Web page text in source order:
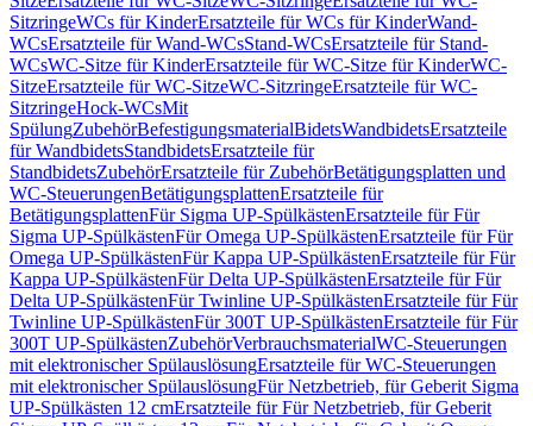
SitzringeWCs für KinderErsatzteile für WCs für KinderWand-
WCsErsatzteile für Wand-WCsStand-WCsErsatzteile für Stand-
WCsWC-Sitze für KinderErsatzteile für WC-Sitze für KinderWC-
SitzeErsatzteile für WC-SitzeWC-SitzringeErsatzteile für WC-
SitzringeHock-WCsMit
SpülungZubehörBefestigungsmaterialBidetsWandbidetsErsatzteile
für WandbidetsStandbidetsErsatzteile für
StandbidetsZubehörErsatzteile für ZubehörBetätigungsplatten und
WC-SteuerungenBetätigungsplattenErsatzteile für
BetätigungsplattenFür Sigma UP-SpülkästenErsatzteile für Für
Sigma UP-SpülkästenFür Omega UP-SpülkästenErsatzteile für Für
Omega UP-SpülkästenFür Kappa UP-SpülkästenErsatzteile für Für
Kappa UP-SpülkästenFür Delta UP-SpülkästenErsatzteile für Für
Delta UP-SpülkästenFür Twinline UP-SpülkästenErsatzteile für Für
Twinline UP-SpülkästenFür 300T UP-SpülkästenErsatzteile für Für
300T UP-SpülkästenZubehörVerbrauchsmaterialWC-Steuerungen
mit elektronischer SpülauslösungErsatzteile für WC-Steuerungen
mit elektronischer SpülauslösungFür Netzbetrieb, für Geberit Sigma
UP-Spülkästen 12 cmErsatzteile für Für Netzbetrieb, für Geberit